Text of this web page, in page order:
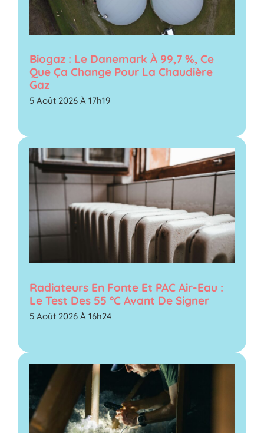
Biogaz : Le Danemark À 99,7 %, Ce
Que Ça Change Pour La Chaudière
Gaz
5 Août 2026 À 17h19
Radiateurs En Fonte Et PAC Air-Eau :
Le Test Des 55 °C Avant De Signer
5 Août 2026 À 16h24